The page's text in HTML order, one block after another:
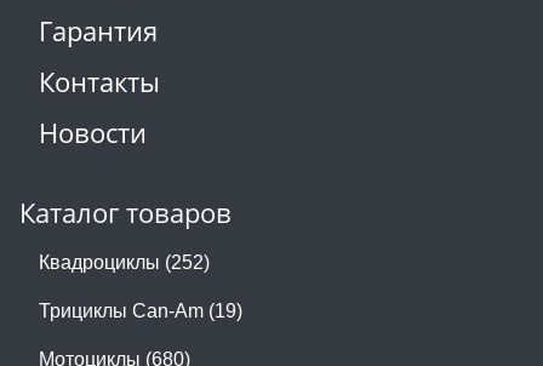
Гарантия
Контакты
Новости
Каталог товаров
Квадроциклы (252)
Трициклы Can-Am (19)
Мотоциклы (680)